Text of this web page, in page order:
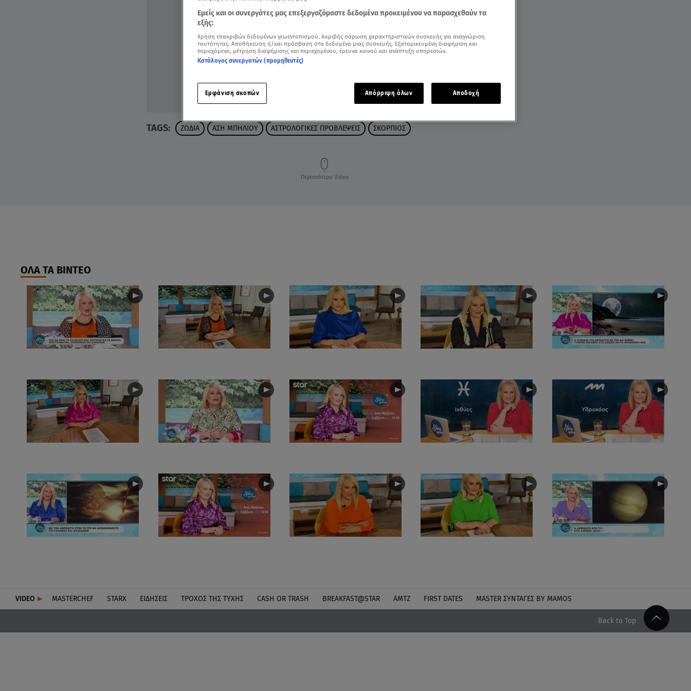
TAGS: ΖΩΔΙΑ ΑΣΗ ΜΠΗΛΙΟΥ ΑΣΤΡΟΛΟΓΙΚΕΣ ΠΡΟΒΛΕΨΕΙΣ ΣΚΟΡΠΙΟΣ
Περισσότερα Video
ΟΛΑ ΤΑ ΒΙΝΤΕΟ
VIDEO MASTERCHEF STARX ΕΙΔΉΣΕΙΣ ΤΡΟΧΌΣ ΤΗΣ ΤΎΧΗΣ CASH OR TRASH BREAKFAST@STAR ΑΜΤΖ FIRST DATES MASTER ΣΥΝΤΑΓΈΣ BY MAMOS
Back to Top
Εμείς και οι συνεργάτες μας επεξεργαζόμαστε δεδομένα προκειμένου να παρασχεθούν τα
εξής:
Χρήση επακριβών δεδομένων γεωεντοπισμού. Ακριβής σάρωση χαρακτηριστικών συσκευής για αναγνώριση
ταυτότητας. Αποθήκευση ή/και πρόσβαση στα δεδομένα μιας συσκευής. Εξατομικευμένη διαφήμιση και
περιεχόμενο, μέτρηση διαφήμισης και περιεχομένου, έρευνα κοινού και ανάπτυξη υπηρεσιών.
Κατάλογος συνεργατών (προμηθευτές)
Εμφάνιση σκοπών Απόρριψη όλων Αποδοχή